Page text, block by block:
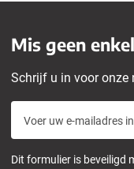
Mis geen
Schrijf u in voor onze
Dit formulier is beveiligd